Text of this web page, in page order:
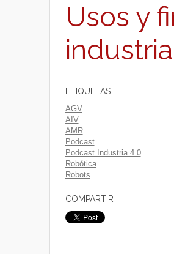
Usos y
ETIQUETAS
AGV
AIV
AMR
Podcast
Podcast Industria 4.0
Robótica
Robots
COMPARTIR